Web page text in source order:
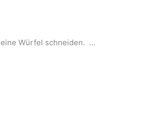
Würfel schneiden. …